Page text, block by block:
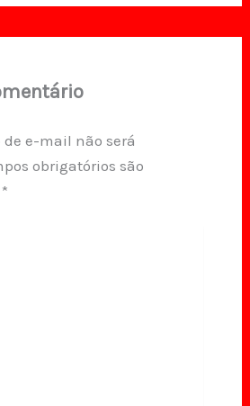
de e-mail não será
obrigatórios são
*